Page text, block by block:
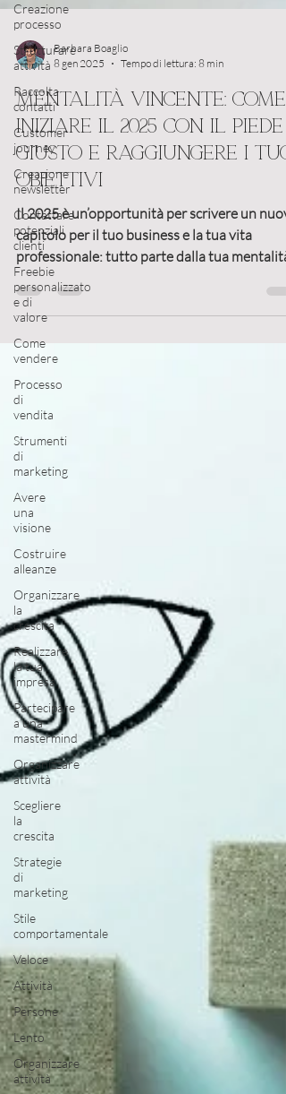
Creazione
processo
Strutturare
attività
Raccolta
contatti
Customer
journey
Creazione
newsletter
Contattare
potenziali
clienti
Freebie
personalizzato
e di
valore
Come
vendere
Processo
di
vendita
Strumenti
di
marketing
Avere
una
visione
Costruire
alleanze
Organizzare
la
crescita
Realizzare
la tua
impresa
Partecipare
a una
mastermind
Organizzare
attività
Scegliere
la
crescita
Strategie
di
marketing
Stile
comportamentale
Veloce
Attività
Persone
Lento
Organizzare
attività
Barbara Boaglio
8 gen 2025
Tempo di lettura: 8 min
Mentalità vincente: come
iniziare il 2025 con il piede
giusto e raggiungere i
obiettivi
Il 2025 è un’opportunità per scrivere un
capitolo per il tuo business e la tua vita
professionale: tutto parte dalla tua mentalità.